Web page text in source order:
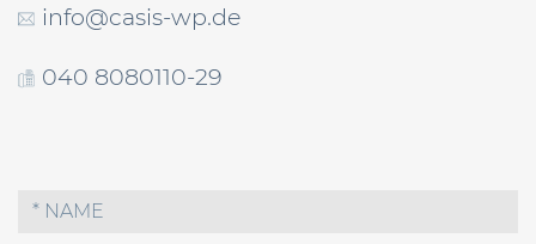
info@casis-wp.de
040 8080110-29